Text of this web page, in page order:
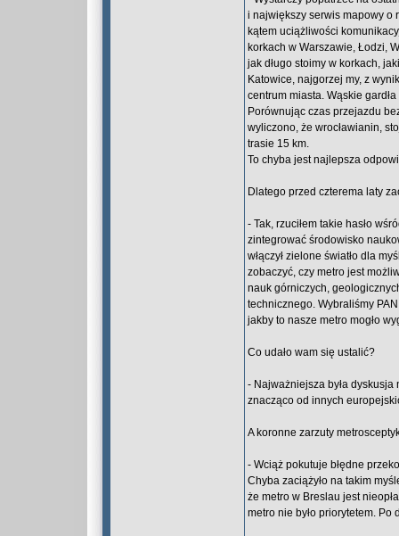
i największy serwis mapowy o
kątem uciążliwości
korkach w Warszawie, Łodzi,
jak długo stoimy w korkach,
Katowice, najgorzej my, z
centrum miasta. Wąskie
Porównując czas przejazdu
wyliczono, że wrocławianin,
trasie 15 km.
To chyba jest najlepsza
Dlatego przed czterema laty
- Tak, rzuciłem takie hasło
zintegrować środowisko
włączył zielone światło dla
zobaczyć, czy metro jest
nauk górniczych,
technicznego. Wybraliśmy
jakby to nasze metro mogło
Co udało wam się ustalić?
- Najważniejsza była
znacząco od innych
A koronne zarzuty
- Wciąż pokutuje błędne
Chyba zaciążyło na takim
że metro w Breslau jest
metro nie było priorytetem.